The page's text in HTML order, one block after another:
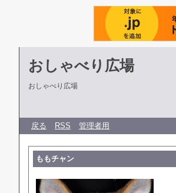
おしゃべり広場
おしゃべり広場
戻る RSS 管理者用
ももチャン